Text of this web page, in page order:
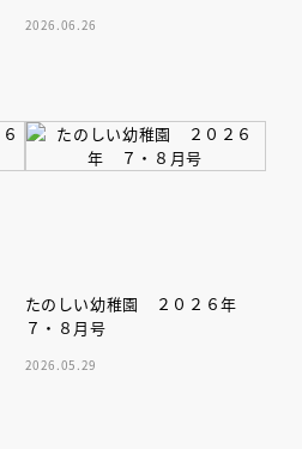
2026.06.26
たのしい幼稚園 ２０２６年
７・８月号
2026.05.29